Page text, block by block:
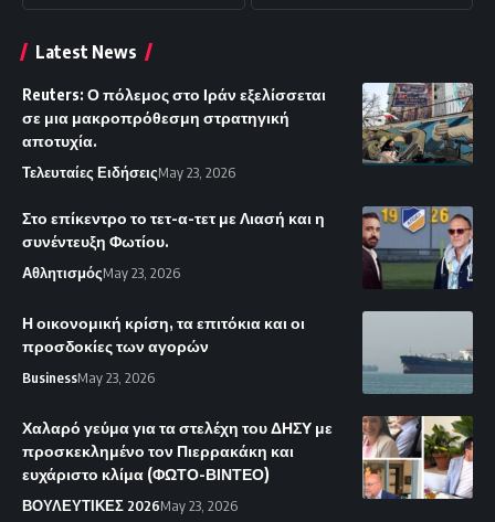
Latest News
Reuters: Ο πόλεμος στο Ιράν εξελίσσεται
σε μια μακροπρόθεσμη στρατηγική
αποτυχία.
Τελευταίες ΕιδήσειςMay 23, 2026
Στο επίκεντρο το τετ-α-τετ με Λιασή και η
συνέντευξη Φωτίου.
ΑθλητισμόςMay 23, 2026
Η οικονομική κρίση, τα επιτόκια και οι
προσδοκίες των αγορών
BusinessMay 23, 2026
Χαλαρό γεύμα για τα στελέχη του ΔΗΣΥ με
προσκεκλημένο τον Πιερρακάκη και
ευχάριστο κλίμα (ΦΩΤΟ-ΒΙΝΤΕΟ)
ΒΟΥΛΕΥΤΙΚΕΣ 2026May 23, 2026